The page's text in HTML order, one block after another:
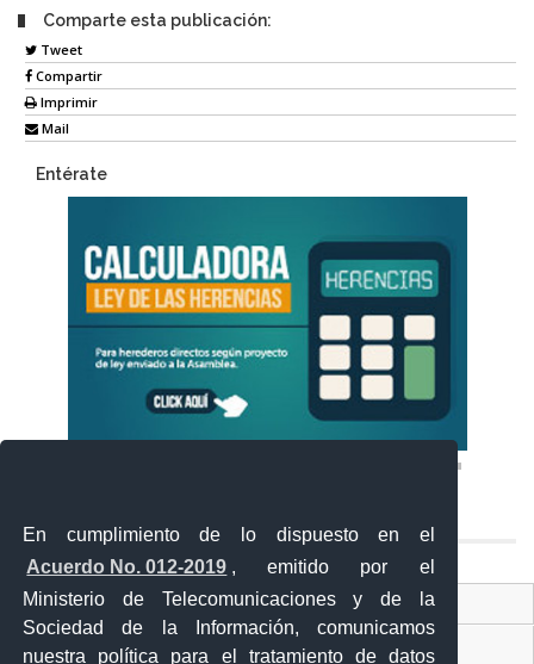
En cumplimiento de lo dispuesto en el
Acuerdo No. 012-2019 , emitido por el
Ministerio de Telecomunicaciones y de la
Sociedad de la Información, comunicamos
nuestra política para el tratamiento de datos
Comparte esta publicación:
Tweet
Compartir
Imprimir
Mail
Entérate
Ventanilla Única Virtual
Ventanilla Única de Comercio Exterior